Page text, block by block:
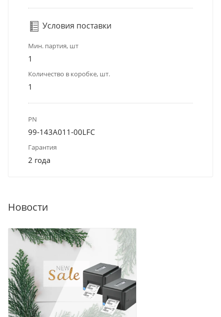
Условия поставки
Мин. партия, шт
1
Количество в коробке, шт.
1
PN
99-143A011-00LFC
Гарантия
2 года
Новости